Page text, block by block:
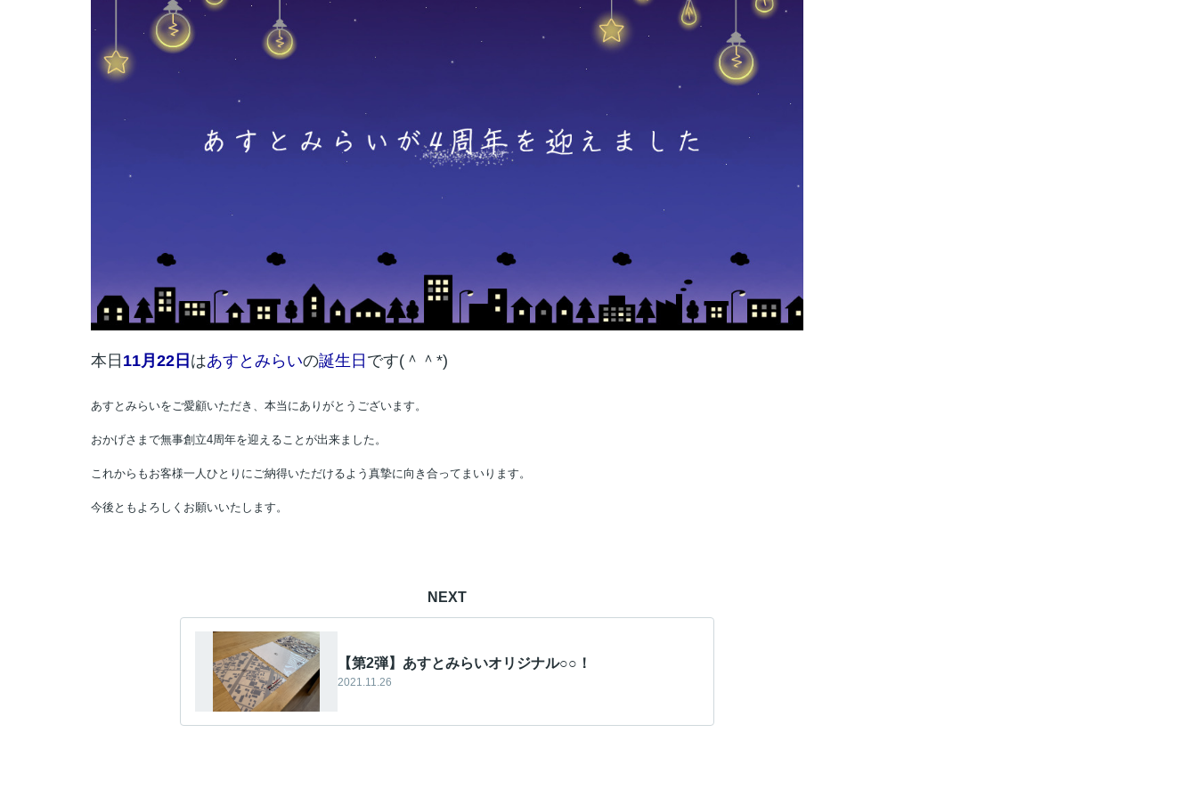
本日 11月22日 はあすとみらいの誕生日 です(＾＾*)
あすとみらいをご愛顧いただき、本当にありがとうございます。
おかげさまで無事創立4周年を迎えることが出来ました。
これからもお客様一人ひとりにご納得いただけるよう真摯に向き合ってまいります。
今後ともよろしくお願いいたします。
NEXT
【第2弾】あすとみらいオリジナル○○！
2021.11.26